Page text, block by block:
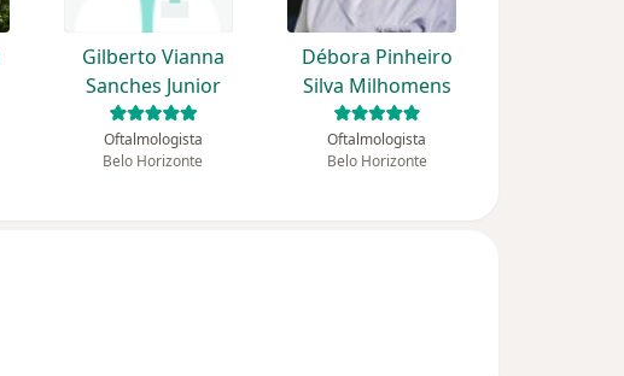
Gilberto Vianna
Sanches Junior
Oftalmologista
Belo Horizonte
Débora Pinheiro
Silva Milhomens
Oftalmologista
Belo Horizonte